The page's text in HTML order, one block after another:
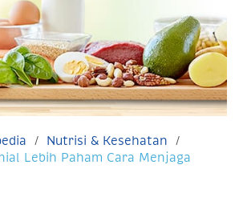
Nutrisi & Kesehatan
Lebih Paham Cara Menjaga